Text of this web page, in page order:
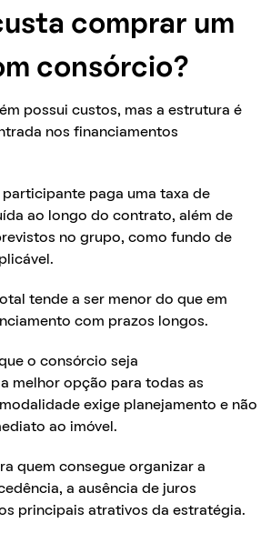
comprar um
consórcio?
possui custos, mas a estrutura é
nos financiamentos
participante paga uma taxa de
ao longo do contrato, além de
no grupo, como fundo de
tende a ser menor do que em
com prazos longos.
o consórcio seja
melhor opção para todas as
exige planejamento e não
ao imóvel.
quem consegue organizar a
a ausência de juros
principais atrativos da estratégia.